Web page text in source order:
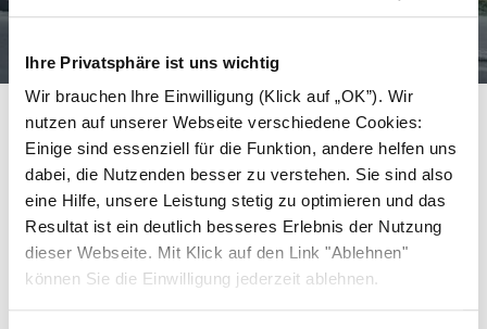
Ihre Privatsphäre ist uns wichtig
Wir brauchen Ihre Einwilligung (Klick auf „OK”). Wir
nutzen auf unserer Webseite verschiedene Cookies:
Einige sind essenziell für die Funktion, andere helfen uns
dabei, die Nutzenden besser zu verstehen. Sie sind also
eine Hilfe, unsere Leistung stetig zu optimieren und das
Resultat ist ein deutlich besseres Erlebnis der Nutzung
dieser Webseite. Mit Klick auf den Link "Ablehnen"
können Sie die Einwilligung jederzeit ablehnen.
Weitere Dächer, die saubere
Energie mit Solarwatt
erzeugen.